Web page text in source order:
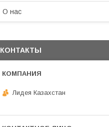
О нас
КОНТАКТЫ
Лидея Казахстан